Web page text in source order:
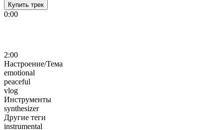
Купить трек
0:00
2:00
Настроение/Тема
emotional
peaceful
vlog
Инструменты
synthesizer
Другие теги
instrumental